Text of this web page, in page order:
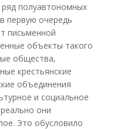
полуавтономных
первую очередь
письменной
объекты такого
общества,
крестьянские
объединения
и социальное
они
Это обусловило